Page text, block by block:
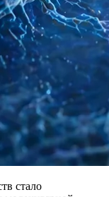
стало